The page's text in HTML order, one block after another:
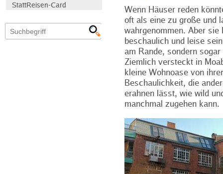
StattReisen-Card
Wenn Häuser reden
oft als eine zu große und
wahrgenommen. Aber sie
beschaulich und leise
am Rande, sondern
Ziemlich versteckt in
kleine Wohnoase von ihrer
Beschaulichkeit, die
erahnen lässt, wie wild
manchmal zugehen kann.